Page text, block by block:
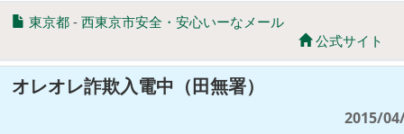
東京都 - 西東京市安全・安心いーなメール
公式サイト
オレオレ詐欺入電中（田無署）
2015/